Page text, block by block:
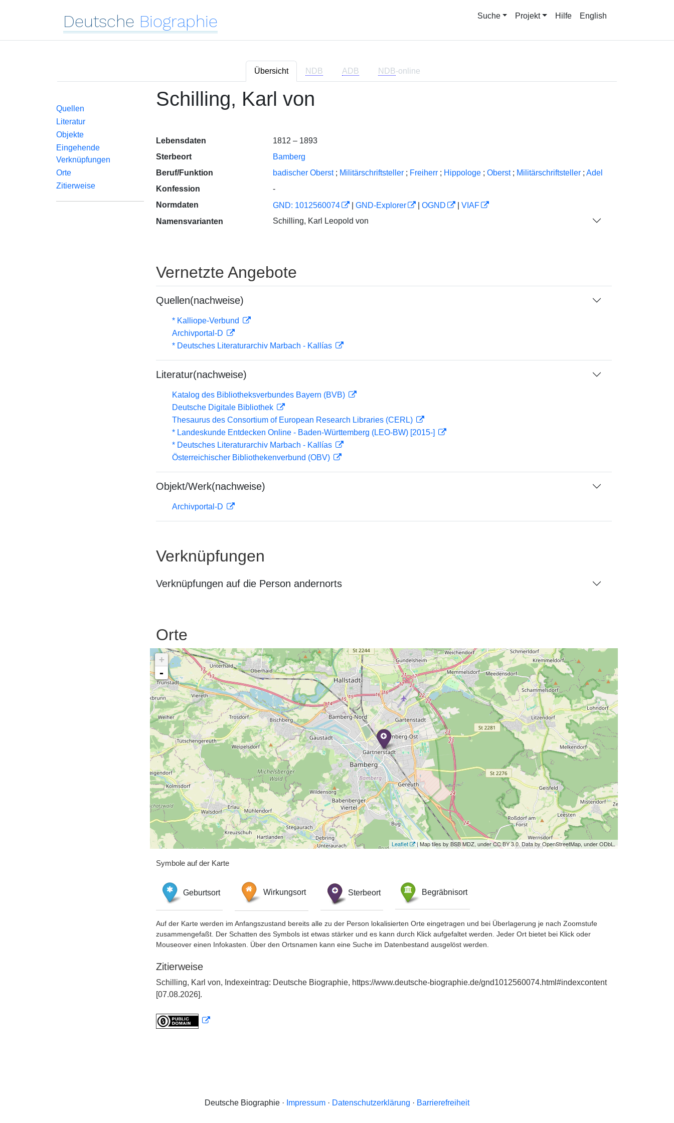
Deutsche Biographie Suche Projekt Hilfe English
Übersicht NDB ADB NDB-online
Quellen
Literatur
Objekte
Eingehende
Verknüpfungen
Orte
Zitierweise
Schilling, Karl von
Lebensdaten
1812 – 1893
Sterbeort
Bamberg
Beruf/Funktion
badischer Oberst ; Militärschriftsteller ; Freiherr ; Hippologe ; Oberst ; Militärschriftsteller ; Adel
Konfession
-
Normdaten
GND: 1012560074 GND-Explorer OGND
VIAF
Namensvarianten
Schilling, Karl Leopold von
Vernetzte Angebote
Quellen(nachweise)
* Kalliope-Verbund
Archivportal-D
* Deutsches Literaturarchiv Marbach - Kallías
Literatur(nachweise)
Katalog des Bibliotheksverbundes Bayern (BVB)
Deutsche Digitale Bibliothek
Thesaurus des Consortium of European Research Libraries (CERL)
* Landeskunde Entdecken Online - Baden-Württemberg (LEO-BW) [2015-]
* Deutsches Literaturarchiv Marbach - Kallías
Österreichischer Bibliothekenverbund (OBV)
Objekt/Werk(nachweise)
Archivportal-D
Verknüpfungen
Verknüpfungen auf die Person andernorts
Orte
+
-
Leaflet | Map tiles by BSB MDZ, under CC BY 3.0. Data by OpenStreetMap, under ODbL.
Symbole auf der Karte
Geburtsort Wirkungsort Sterbeort Begräbnisort
Auf der Karte werden im Anfangszustand bereits alle zu der Person lokalisierten Orte eingetragen und bei Überlagerung je nach Zoomstufe
zusammengefaßt. Der Schatten des Symbols ist etwas stärker und es kann durch Klick aufgefaltet werden. Jeder Ort bietet bei Klick oder
Mouseover einen Infokasten. Über den Ortsnamen kann eine Suche im Datenbestand ausgelöst werden.
Zitierweise
Schilling, Karl von, Indexeintrag: Deutsche Biographie, https://www.deutsche-biographie.de/gnd1012560074.html#indexcontent
[07.08.2026].
Deutsche Biographie · Impressum · Datenschutzerklärung · Barrierefreiheit